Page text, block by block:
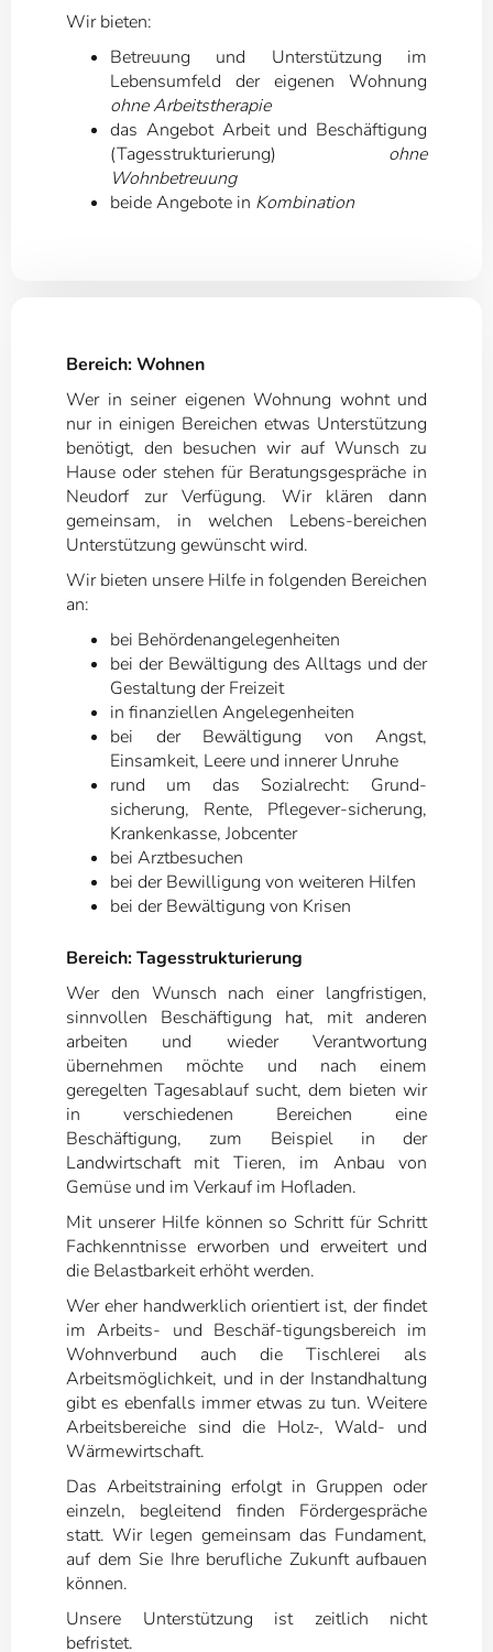
Wir bieten:
Betreuung und Unterstützung im
Lebensumfeld der eigenen Wohnung
ohne Arbeitstherapie
das Angebot Arbeit und Beschäftigung
(Tagesstrukturierung) ohne
Wohnbetreuung
beide Angebote in Kombination
Bereich: Wohnen
Wer in seiner eigenen Wohnung wohnt und
nur in einigen Bereichen etwas Unterstützung
benötigt, den besuchen wir auf Wunsch zu
Hause oder stehen für Beratungsgespräche in
Neudorf zur Verfügung. Wir klären dann
gemeinsam, in welchen Lebens-bereichen
Unterstützung gewünscht wird.
Wir bieten unsere Hilfe in folgenden Bereichen
an:
bei Behördenangelegenheiten
bei der Bewältigung des Alltags und der
Gestaltung der Freizeit
in finanziellen Angelegenheiten
bei der Bewältigung von Angst,
Einsamkeit, Leere und innerer Unruhe
rund um das Sozialrecht: Grund-
sicherung, Rente, Pflegever-sicherung,
Krankenkasse, Jobcenter
bei Arztbesuchen
bei der Bewilligung von weiteren Hilfen
bei der Bewältigung von Krisen
Bereich: Tagesstrukturierung
Wer den Wunsch nach einer langfristigen,
sinnvollen Beschäftigung hat, mit anderen
arbeiten und wieder Verantwortung
übernehmen möchte und nach einem
geregelten Tagesablauf sucht, dem bieten wir
in verschiedenen Bereichen eine
Beschäftigung, zum Beispiel in der
Landwirtschaft mit Tieren, im Anbau von
Gemüse und im Verkauf im Hofladen.
Mit unserer Hilfe können so Schritt für Schritt
Fachkenntnisse erworben und erweitert und
die Belastbarkeit erhöht werden.
Wer eher handwerklich orientiert ist, der findet
im Arbeits- und Beschäf-tigungsbereich im
Wohnverbund auch die Tischlerei als
Arbeitsmöglichkeit, und in der Instandhaltung
gibt es ebenfalls immer etwas zu tun. Weitere
Arbeitsbereiche sind die Holz-, Wald- und
Wärmewirtschaft.
Das Arbeitstraining erfolgt in Gruppen oder
einzeln, begleitend finden Fördergespräche
statt. Wir legen gemeinsam das Fundament,
auf dem Sie Ihre berufliche Zukunft aufbauen
können.
Unsere Unterstützung ist zeitlich nicht
befristet.